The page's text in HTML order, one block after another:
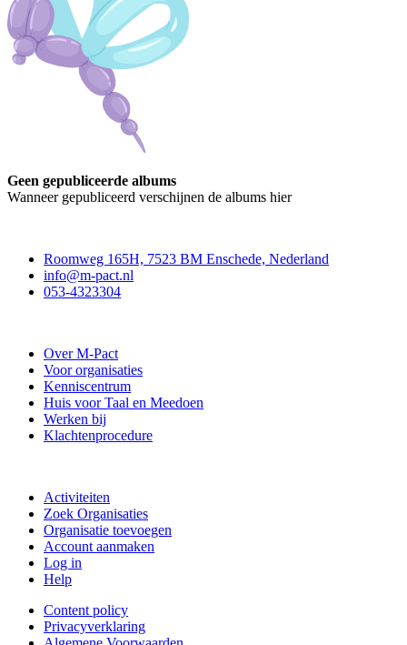
Geen gepubliceerde albums
Wanneer gepubliceerd verschijnen de albums hier
Roomweg 165H, 7523 BM Enschede, Nederland
info@m-pact.nl
053-4323304
Over M-Pact
Voor organisaties
Kenniscentrum
Huis voor Taal en Meedoen
Werken bij
Klachtenprocedure
Activiteiten
Zoek Organisaties
Organisatie toevoegen
Account aanmaken
Log in
Help
Content policy
Privacyverklaring